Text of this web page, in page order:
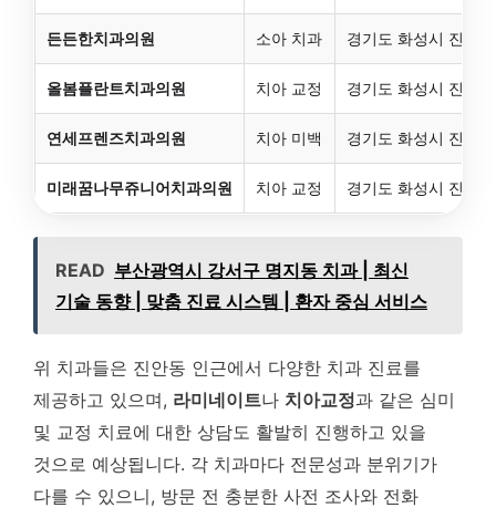
든든한치과의원 소아 치과 경기도 화성시 진안
올봄플란트치과의원 치아 교정 경기도 화성시 진안
연세프렌즈치과의원 치아 미백 경기도 화성시 진안
미래꿈나무쥬니어치과의원 치아 교정 경기도 화성시 진안
READ 부산광역시 강서구 명지동 치과 | 최신
기술 동향 | 맞춤 진료 시스템 | 환자 중심 서비스
위 치과들은 진안동 인근에서 다양한 치과 진료를
제공하고 있으며, 라미네이트나 치아교정과 같은 심미
및 교정 치료에 대한 상담도 활발히 진행하고 있을
것으로 예상됩니다. 각 치과마다 전문성과 분위기가
다를 수 있으니, 방문 전 충분한 사전 조사와 전화